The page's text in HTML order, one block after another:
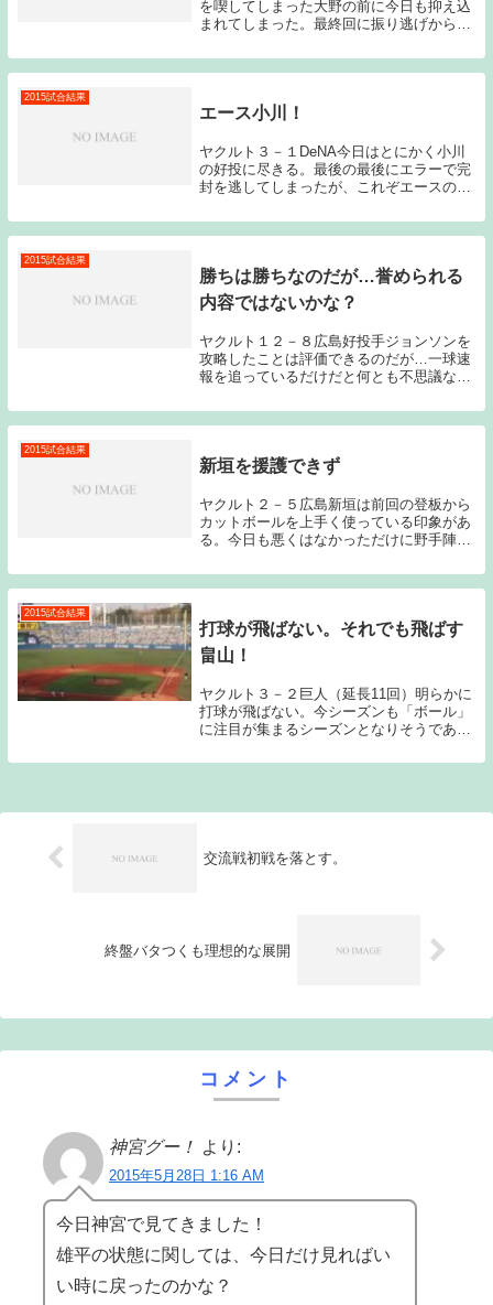
を喫してしまった大野の前に今日も抑え込
まれてしまった。最終回に振り逃げからチ
点を返したが、反撃もここまでだった。成
瀬の調子も悪くなかっただけに何とかした
2015試合結果
エース小川！
ヤクルト３－１DeNA今日はとにかく小川
の好投に尽きる。最後の最後にエラーで完
封を逃してしまったが、これぞエースの投
るストレートを中心に多彩な変化球も交え
て、DeNA打線を圧倒してみせた。これだ
2015試合結果
勝ちは勝ちなのだが…誉められる
内容ではないかな？
ヤクルト１２－８広島好投手ジョンソンを
攻略したことは評価できるのだが…一球速
報を追っているだけだと何とも不思議なゲ
でも良いという部分もあるのだが、内容的
にはあまり良いゲームとも言えないのでは
2015試合結果
新垣を援護できず
ヤクルト２－５広島新垣は前回の登板から
カットボールを上手く使っている印象があ
る。今日も悪くはなかっただけに野手陣が
る。勝っておきたいゲームだった。新垣は
本当に新しいスタイルを確立したようだ。
2015試合結果
打球が飛ばない。それでも飛ばす
畠山！
ヤクルト３－２巨人（延長11回）明らかに
打球が飛ばない。今シーズンも「ボール」
に注目が集まるシーズンとなりそうであ
ュレーションはどうなっているのだろう？
交流戦初戦を落とす。
終盤バタつくも理想的な展開
コメント
神宮グー！ より:
2015年5月28日 1:16 AM
今日神宮で見てきました！
雄平の状態に関しては、今日だけ見ればい
い時に戻ったのかな？